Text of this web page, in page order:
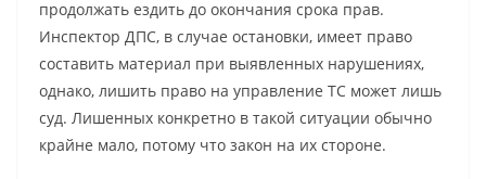
продолжать ездить до окончания срока прав.
Инспектор ДПС, в случае остановки, имеет право
составить материал при выявленных нарушениях,
однако, лишить право на управление ТС может лишь
суд. Лишенных конкретно в такой ситуации обычно
крайне мало, потому что закон на их стороне.